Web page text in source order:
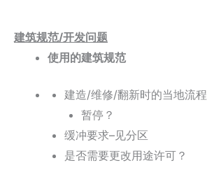
建筑规范/开发问题
使用的建筑规范
建造/维修/翻新时的当地流程
暂停？
缓冲要求–见分区
是否需要更改用途许可？